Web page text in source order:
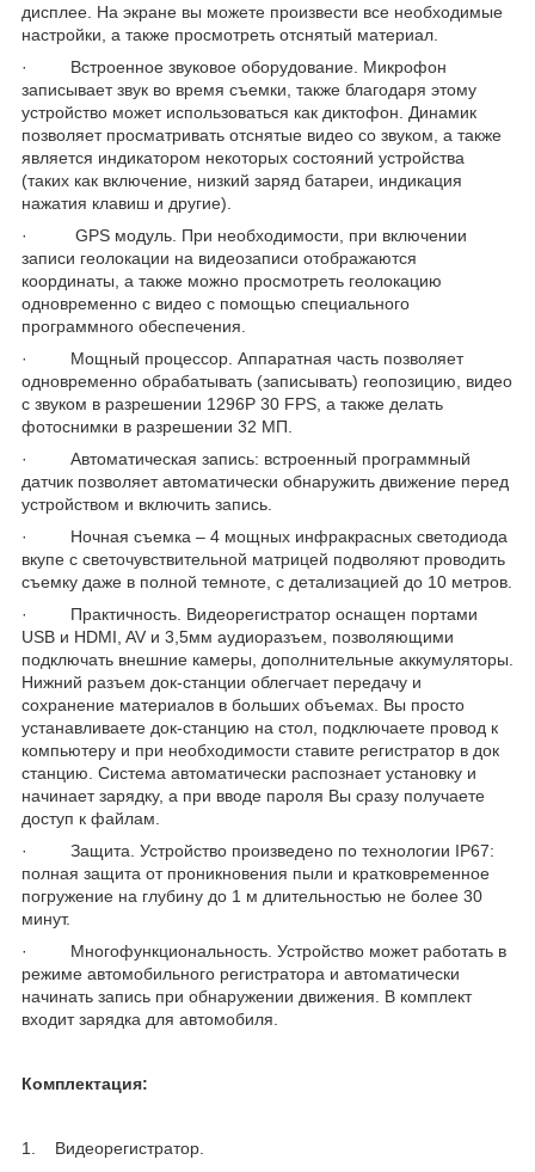
дисплее. На экране вы можете произвести все необходимые
настройки, а также просмотреть отснятый материал.
· Встроенное звуковое оборудование. Микрофон
записывает звук во время съемки, также благодаря этому
устройство может использоваться как диктофон. Динамик
позволяет просматривать отснятые видео со звуком, а также
является индикатором некоторых состояний устройства
(таких как включение, низкий заряд батареи, индикация
нажатия клавиш и другие).
· GPS модуль. При необходимости, при включении
записи геолокации на видеозаписи отображаются
координаты, а также можно просмотреть геолокацию
одновременно с видео с помощью специального
программного обеспечения.
· Мощный процессор. Аппаратная часть позволяет
одновременно обрабатывать (записывать) геопозицию, видео
с звуком в разрешении 1296P 30 FPS, а также делать
фотоснимки в разрешении 32 МП.
· Автоматическая запись: встроенный программный
датчик позволяет автоматически обнаружить движение перед
устройством и включить запись.
· Ночная съемка – 4 мощных инфракрасных светодиода
вкупе с светочувствительной матрицей подволяют проводить
съемку даже в полной темноте, с детализацией до 10 метров.
· Практичность. Видеорегистратор оснащен портами
USB и HDMI, AV и 3,5мм аудиоразъем, позволяющими
подключать внешние камеры, дополнительные аккумуляторы.
Нижний разъем док-станции облегчает передачу и
сохранение материалов в больших объемах. Вы просто
устанавливаете док-станцию на стол, подключаете провод к
компьютеру и при необходимости ставите регистратор в док
станцию. Система автоматически распознает установку и
начинает зарядку, а при вводе пароля Вы сразу получаете
доступ к файлам.
· Защита. Устройство произведено по технологии IP67:
полная защита от проникновения пыли и кратковременное
погружение на глубину до 1 м длительностью не более 30
минут.
· Многофункциональность. Устройство может работать в
режиме автомобильного регистратора и автоматически
начинать запись при обнаружении движения. В комплект
входит зарядка для автомобиля.
Комплектация:
1. Видеорегистратор.